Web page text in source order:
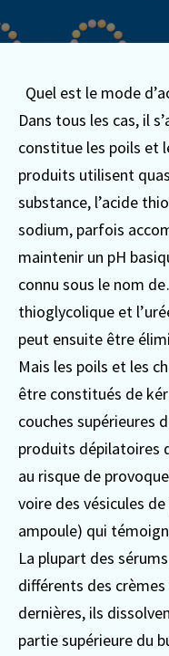
Quel est le mode
Dans tous les cas, il
constitue les poils et
produits utilisent
substance, l’acide
sodium, parfois
maintenir un pH
connu sous le nom
thioglycolique et
peut ensuite être
Mais les poils et les
être constitués de
couches supérieures
produits dépilatoires
au risque de
voire des vésicules
ampoule) qui
La plupart des
différents des
dernières, ils
partie supérieure du